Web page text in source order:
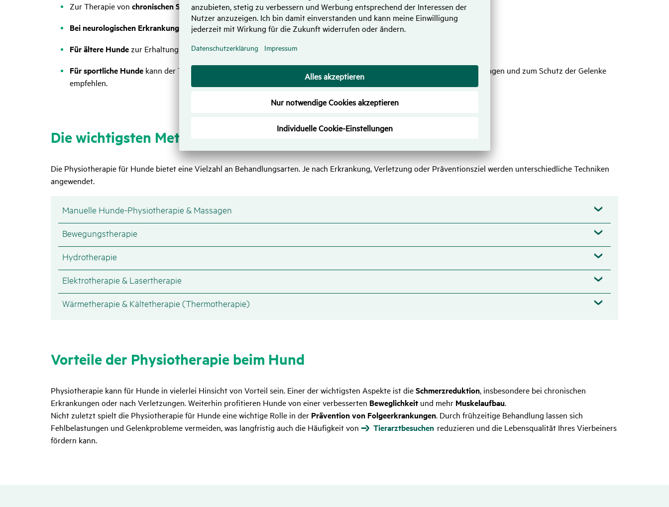
Zur Therapie von chronischen Schmerzenoder Überbelastungen.
Bei neurologischen Erkrankungen zur Verbesserung der Bewegungsabläufe und Stabilisierung der Muskulatur.
Für ältere Hundezur Erhaltung der Mobilität und zur Förderung der Bewegungsfreude.
Für sportliche Hunde kann der Tierarzt im Rahmen der Hunde-Vorsorge
Physiotherapie zur Prävention von Verletzungen und zum Schutz der Gelenke
empfehlen.
Die wich­tigsten Methoden der Hunde-Physio­the­rapie
Die Physiotherapie für Hunde bietet eine Vielzahl an Behandlungsarten. Je nach Erkrankung, Verletzung oder Präventionsziel werden unterschiedliche Techniken
angewendet.
Manuelle Hunde-Physiotherapie & Massagen
Bewegungstherapie
Hydrotherapie
Elektrotherapie & Lasertherapie
Wärmetherapie & Kältetherapie (Thermotherapie)
Vorteile der Physio­the­rapie beim Hund
Physiotherapie kann für Hunde in vielerlei Hinsicht von Vorteil sein. Einer der wichtigsten Aspekte ist dieSchmerzreduktion, insbesondere bei chronischen
Erkrankungen oder nach Verletzungen. Weiterhin profitieren Hunde von einer verbesserten Beweglichkeit und mehr Muskelaufbau.
Nicht zuletzt spielt die Physiotherapie für Hunde eine wichtige Rolle in der Prävention von Folgeerkrankungen. Durch frühzeitige Behandlung lassen sich
Fehlbelastungen und Gelenkprobleme vermeiden, was langfristig auch die Häufigkeit von
Tierarztbesuchen reduzieren und die Lebensqualität Ihres Vierbeiners
fördern kann.